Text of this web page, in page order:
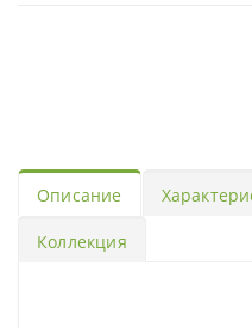
Описание
Коллекция